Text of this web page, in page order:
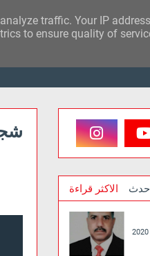
الاكثر قراءة
traffic. Your IP
to ensure quality of